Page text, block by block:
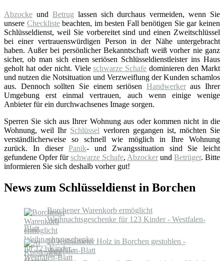
Abzocke und Betrug lassen sich durchaus vermeiden, wenn Sie
unsere Checklistebeachten, im besten Fall benötigen Sie gar keinen
Schlüsseldienst, weil Sie vorbereitet sind und einen Zweitschlüssel
bei einer vertrauenswürdigen Person in der Nähe untergebracht
haben. Außer bei persönlicher Bekanntschaft weiß vorher nie ganz
sicher, ob man sich einen seriösen Schlüsseldienstleister ins Haus
geholt hat oder nicht. Vieleschwarze Schafe dominieren den Markt
und nutzen die Notsituation und Verzweiflung der Kunden schamlos
aus. Dennoch sollten Sie einem seriösen Handwerkeraus Ihrer
Umgebung erst einmal vertrauen, auch wenn einige wenige
Anbieter für ein durchwachsenes Image sorgen.
Sperren Sie sich aus Ihrer Wohnung aus oder kommen nicht in die
Wohnung, weil Ihr Schlüssel verloren gegangen ist, möchten Sie
verständlicherweise so schnell wie möglich in Ihre Wohnung
zurück. In dieserPanik- und Zwangssituation sind Sie leicht
gefundene Opfer fürschwarze Schafe, Abzocker und Betrüger. Bitte
informieren Sie sich deshalb vorher gut!
News zum Schlüsseldienst in Borchen
Borchener Warenkorb ermöglicht
Weihnachtsgeschenke für 123 Kinder - Westfalen-
Blatt
20 Kubikmeter Holz in Borchen gestohlen -
Westfalen-Blatt